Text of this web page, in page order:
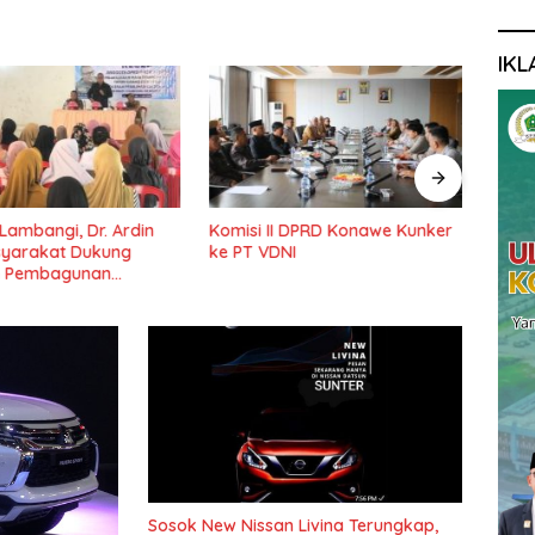
Dr. Ardin
Dukung
Komisi II DPRD Konawe Kunker
ke PT VDNI
Sosok New Nissan Livina Terungkap,